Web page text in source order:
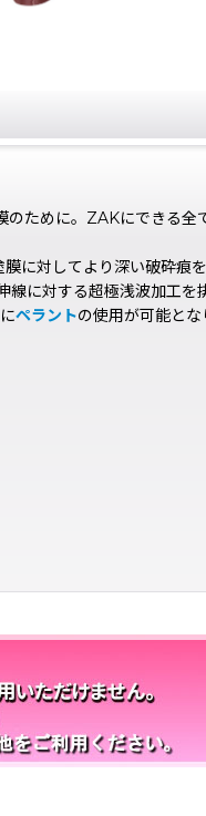
ために。ZAKにできる全
対してより深い破砕痕
に対する超極浅波加工
ペラントの使用が可能と